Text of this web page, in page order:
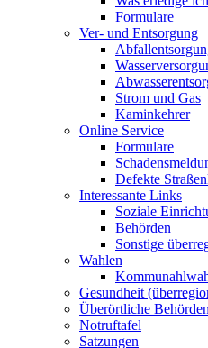
Formulare
Ver- und Entsorgung
Strom und Gas
Kaminkehrer
Online Service
Formulare
Defekte
Interessante Links
Soziale
Behörden
Sonstige
Wahlen
Gesundheit
Überörtliche Behörden
Notruftafel
Satzungen